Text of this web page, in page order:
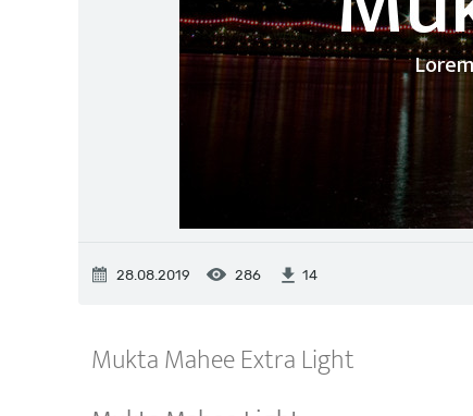
28.08.2019 286 14